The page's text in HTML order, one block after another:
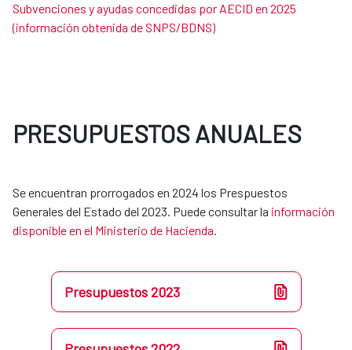
Subvenciones y ayudas concedidas por AECID en 2025
(información obtenida de SNPS/BDNS)
PRESUPUESTOS ANUALES
Se encuentran prorrogados en 2024 los Prespuestos
Generales del Estado del 2023. Puede consultar la información
disponible en el Ministerio de Hacienda.​​​​​​​
Presupuestos 2023